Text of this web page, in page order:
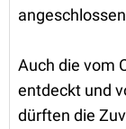
Auch die vom
entdeckt und
dürften die